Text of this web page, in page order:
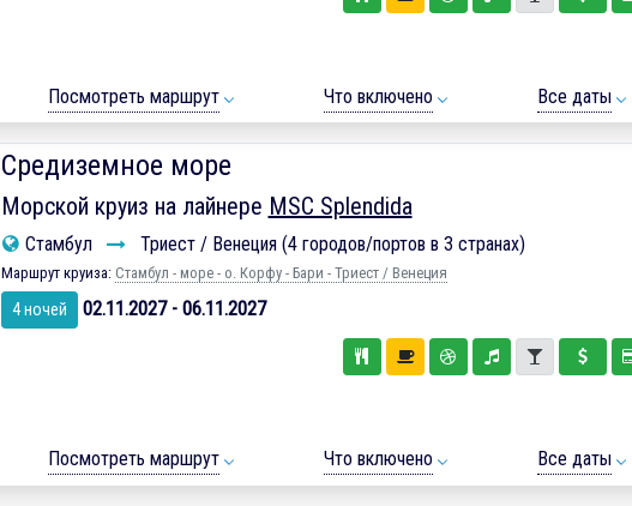
Посмотреть маршрут Что включено Все даты
Средиземное море
Морской круиз на лайнере MSC Splendida
Стамбул Триест / Венеция (4 городов/портов в 3 странах)
Маршрут круиза: Стамбул - море - о. Корфу - Бари - Триест / Венеция
4 ночей 02.11.2027 - 06.11.2027
Посмотреть маршрут Что включено Все даты